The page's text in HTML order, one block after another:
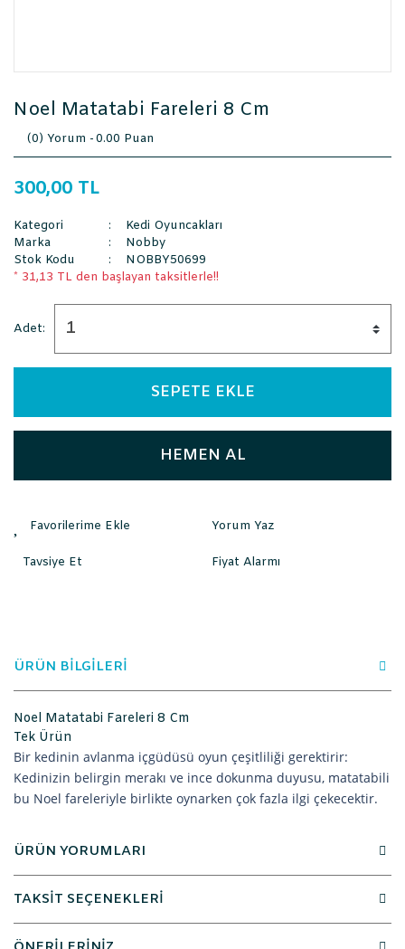
Noel Matatabi Fareleri 8 Cm
(0) Yorum -0.00 Puan
300,00 TL
Kategori
Kedi Oyuncakları
Marka
Nobby
Stok Kodu
NOBBY50699
* 31,13 TL den başlayan taksitlerle!!
Adet:
SEPETE EKLE
HEMEN AL
Yorum Yaz
Tavsiye Et Fiyat Alarmı
ÜRÜN BİLGİLERİ
Noel Matatabi Fareleri 8 Cm
Tek Ürün
Bir kedinin avlanma içgüdüsü oyun çeşitliliği gerektirir:
Kedinizin belirgin merakı ve ince dokunma duyusu, matatabili
bu Noel fareleriyle birlikte oynarken çok fazla ilgi çekecektir.
ÜRÜN YORUMLARI
TAKSİT SEÇENEKLERİ